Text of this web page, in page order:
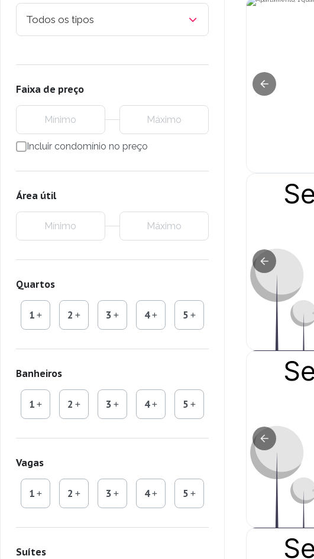
Todos os tipos
Faixa de preço
Incluir condomínio no preço
Área útil
Quartos
1 2 3 4 5
Banheiros
1 2 3 4 5
Vagas
1 2 3 4 5
Suítes